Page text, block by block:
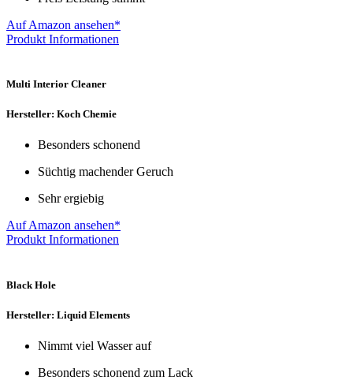
Auf Amazon ansehen*
Produkt Informationen
Multi Interior Cleaner
Hersteller: Koch Chemie
Besonders schonend
Süchtig machender Geruch
Sehr ergiebig
Auf Amazon ansehen*
Produkt Informationen
Black Hole
Hersteller: Liquid Elements
Nimmt viel Wasser auf
Besonders schonend zum Lack